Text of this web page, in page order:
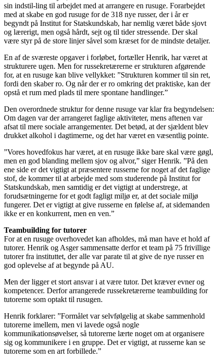
sin indstil-ling til arbejdet med at arrangere en rusuge. Forarbejdet
med at skabe en god rusuge for de 318 nye russer, der i år er
begyndt på Institut for Statskundskab, har nemlig været både sjovt
og lærerigt, men også hårdt, sejt og til tider stressende. Der skal
være styr på de store linjer såvel som kræset for de mindste detaljer.
En af de sværeste opgaver i forløbet, fortæller Henrik, har været at
strukturere ugen. Men for russekretærerne er strukturen afgørende
for, at en rusuge kan blive vellykket: ”Strukturen kommer til sin ret,
fordi den skaber ro. Og når der er ro omkring det praktiske, kan der
opstå et rum med plads til mere spontane handlinger.”
Den overordnede struktur for denne rusuge var klar fra begyndelsen:
Om dagen var der arrangeret faglige aktiviteter, mens aftenen var
afsat til mere sociale arrangementer. Det betød, at der sjældent blev
drukket alkohol i dagtimerne, og det har været en væsentlig pointe.
”Vores hovedfokus har været, at en rusuge ikke bare skal være gøgl,
men en god blanding mellem sjov og alvor,” siger Henrik. ”På den
ene side er det vigtigt at præsentere russerne for noget af det faglige
stof, de kommer til at arbejde med som studerende på Institut for
Statskundskab, men samtidig er det vigtigt at understrege, at
forudsætningerne for et godt fagligt miljø er, at det sociale miljø
fungerer. Det er vigtigt at give russerne en følelse af, at sidemanden
ikke er en konkurrent, men en ven.”
Teambuilding for tutorer
For at en rusuge overhovedet kan afholdes, må man have et hold af
tutorer. Henrik og Asger sammensatte derfor et team på 75 frivillige
tutorer fra instituttet, der alle var parate til at give de nye russer en
god oplevelse af at begynde på AU.
Men der ligger et stort ansvar i at være tutor. Det kræver evner og
kompetencer. Derfor arrangerede russekretærerne teambuilding for
tutorerne som optakt til rusugen.
Henrik forklarer: ”Formålet var selvfølgelig at skabe sammenhold
tutorerne imellem, men vi lavede også nogle
kommunikationsøvelser, så tutorerne lærte noget om at organisere
sig og kommunikere i en gruppe. Det er vigtigt, at russerne kan se
tutorerne som en art forbillede.”